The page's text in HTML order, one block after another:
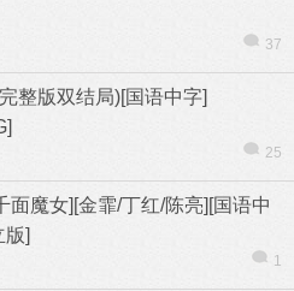
37
整版双结局)[国语中字]
25
面魔女][金霏/丁红/陈亮][国语中
版]
1